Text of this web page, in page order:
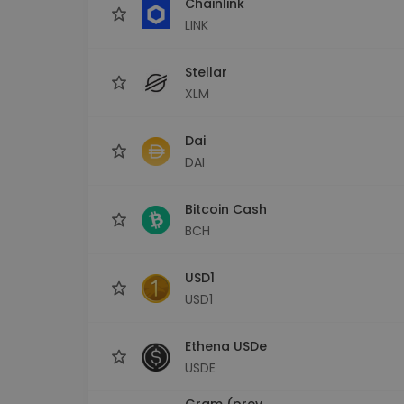
LINK
Stellar
XLM
Dai
DAI
Bitcoin Cash
BCH
USD1
USD1
Ethena USDe
USDE